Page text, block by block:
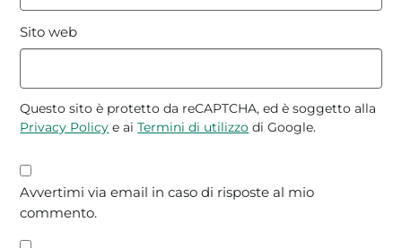
Sito web
Questo sito è protetto da reCAPTCHA, ed è soggetto alla
Privacy Policy e aiTermini di utilizzo di Google.
Avvertimi via email in caso di risposte al mio
commento.